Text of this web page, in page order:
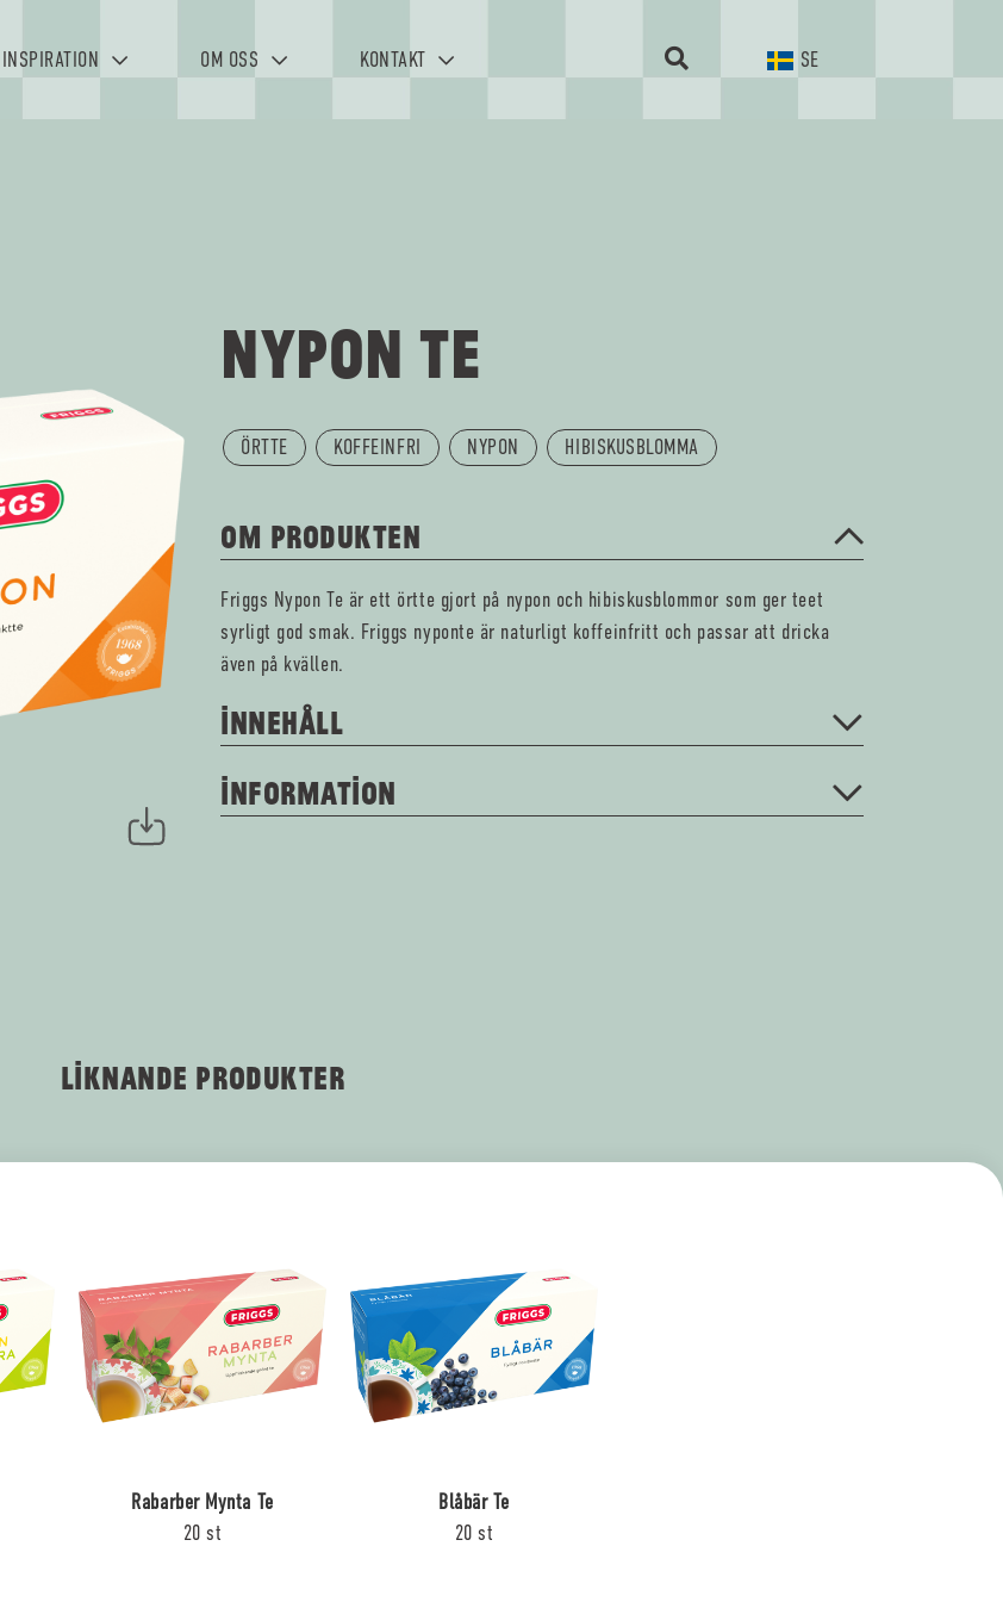
INSPIRATION OM OSS KONTAKT SE
NYPON TE
ÖRTTE KOFFEINFRI NYPON HIBISKUSBLOMMA
OM PRODUKTEN
Friggs Nypon Te är ett örtte gjort på nypon och hibiskusblommor som ger teet
syrligt god smak. Friggs nyponte är naturligt koffeinfritt och passar att dricka
även på kvällen.
INNEHÅLL
INFORMATION
LIKNANDE PRODUKTER
Rabarber Mynta Te
20 st
Blåbär Te
20 st